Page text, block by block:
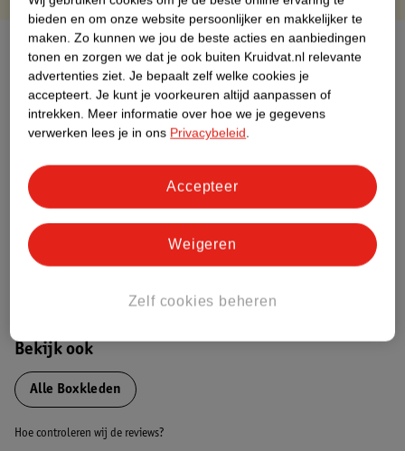
Over dit product
Productinformatie
Nature Impact Score
Impact Score.
Meer informatie
Bekijk ook
Alle Boxkleden
Hoe controleren wij de reviews?
bieden en om onze website persoonlijker en makkelijker te
maken. Zo kunnen we jou de beste acties en aanbiedingen
tonen en zorgen we dat je ook buiten Kruidvat.nl relevante
advertenties ziet. Je bepaalt zelf welke cookies je
accepteert. Je kunt je voorkeuren altijd aanpassen of
intrekken. Meer informatie over hoe we je gegevens
verwerken lees je in ons Privacybeleid.
Zelf cookies beheren
Weigeren
Accepteer